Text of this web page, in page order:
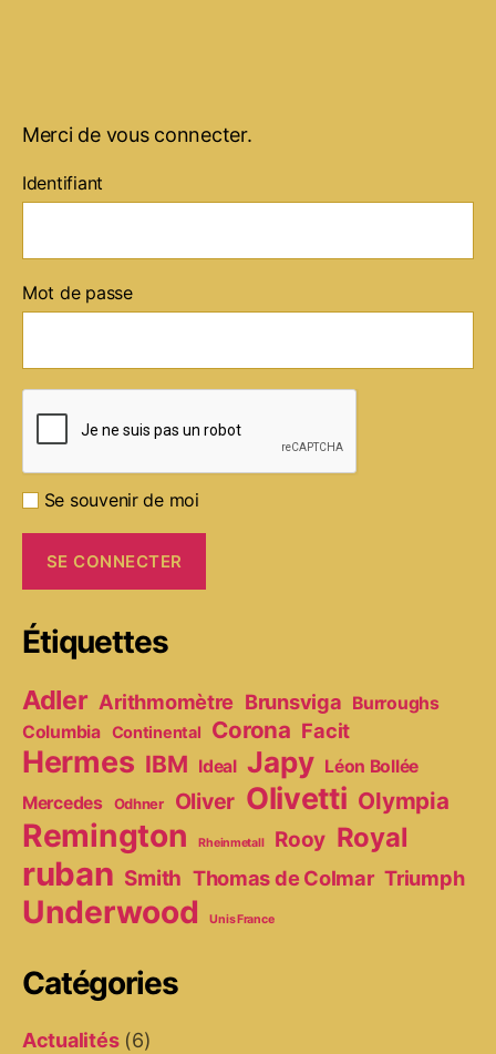
Merci de vous connecter.
Identifiant
Mot de passe
Se souvenir de moi
Étiquettes
Adler Arithmomètre Brunsviga Burroughs
Columbia Continental Corona Facit
Hermes IBM Ideal Japy Léon Bollée
Mercedes
Odhner Oliver Olivetti Olympia
Remington Rheinmetall Rooy Royal
ruban Smith Thomas de Colmar Triumph
Underwood Unis France
Catégories
Actualités(6)